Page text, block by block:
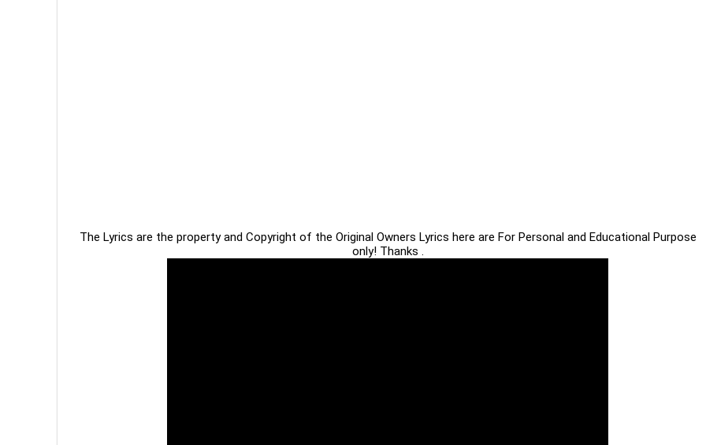
The Lyrics are the property and Copyright of the Original Owners Lyrics here are For Personal and Educational Purpose
only! Thanks .